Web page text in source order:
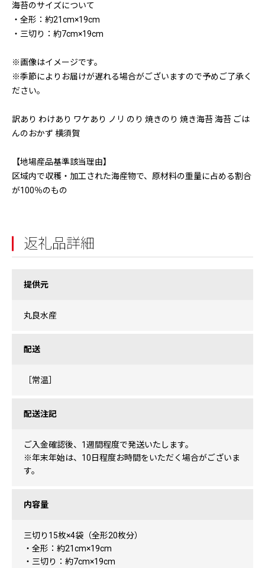
海苔のサイズについて
・全形：約21cm×19cm
・三切り：約7cm×19cm
※画像はイメージです。
※季節によりお届けが遅れる場合がございますので予めご了承く
ださい。
訳あり わけあり ワケあり ノリ のり 焼きのり 焼き海苔 海苔 ごは
んのおかず 横須賀
【地場産品基準該当理由】
区域内で収穫・加工された海産物で、原材料の重量に占める割合
が100％のもの
返礼品詳細
提供元
丸良水産
配送
［常温］
配送注記
ご入金確認後、1週間程度で発送いたします。
※年末年始は、10日程度お時間をいただく場合がございま
す。
内容量
三切り15枚×4袋（全形20枚分）
・全形：約21cm×19cm
・三切り：約7cm×19cm